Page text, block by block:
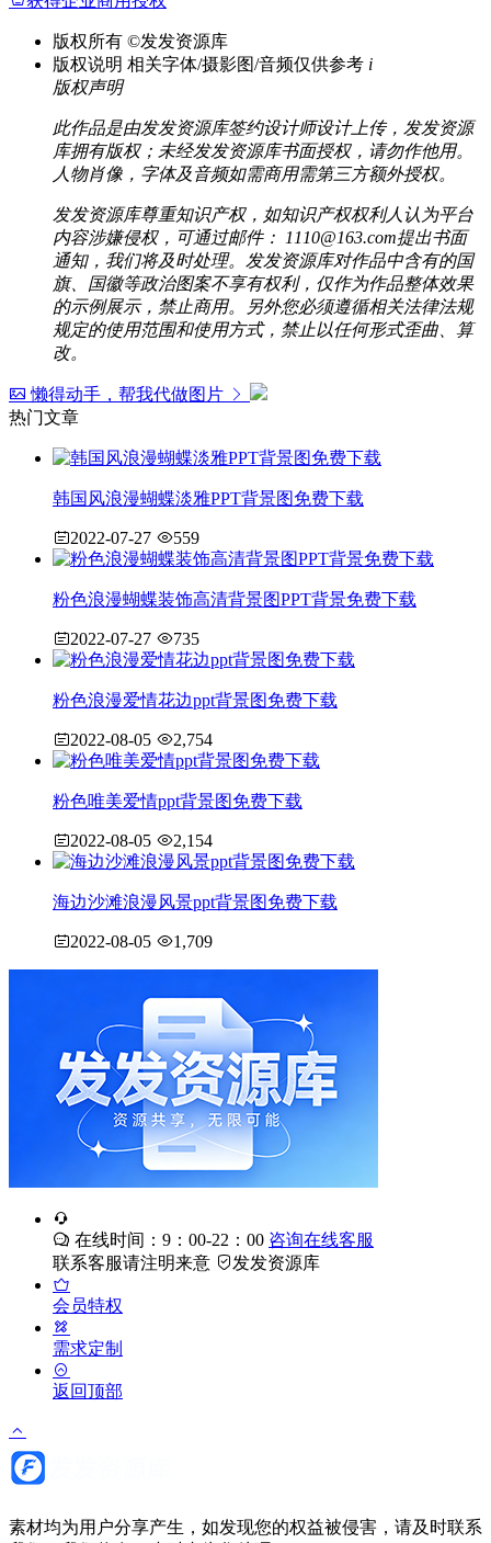
版权所有 ©发发资源库
版权说明 相关字体/摄影图/音频仅供参考 i
版权声明
此作品是由发发资源库签约设计师设计上传，发发资源
库拥有版权；未经发发资源库书面授权，请勿作他用。
人物肖像，字体及音频如需商用需第三方额外授权。
发发资源库尊重知识产权，如知识产权权利人认为平台
内容涉嫌侵权，可通过邮件： 1110@163.com提出书面
通知，我们将及时处理。发发资源库对作品中含有的国
旗、国徽等政治图案不享有权利，仅作为作品整体效果
的示例展示，禁止商用。另外您必须遵循相关法律法规
规定的使用范围和使用方式，禁止以任何形式歪曲、算
改。
懒得动手，帮我代做图片
热门文章
韩国风浪漫蝴蝶淡雅PPT背景图免费下载
2022-07-27 559
粉色浪漫蝴蝶装饰高清背景图PPT背景免费下载
2022-07-27 735
粉色浪漫爱情花边ppt背景图免费下载
2022-08-05 2,754
粉色唯美爱情ppt背景图免费下载
2022-08-05 2,154
海边沙滩浪漫风景ppt背景图免费下载
2022-08-05 1,709
在线时间：9：00-22：00 咨询在线客服
联系客服请注明来意
发发资源库
会员特权
需求定制
返回顶部
素材均为用户分享产生，如发现您的权益被侵害，请及时联系